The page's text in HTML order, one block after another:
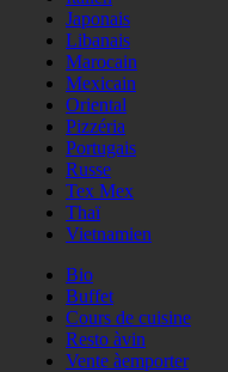
Japonais
Libanais
Marocain
Mexicain
Oriental
Pizzéria
Portugais
Russe
Tex Mex
Thaï
Vietnamien
Bio
Buffet
Cours de cuisine
Resto àvin
Vente àemporter